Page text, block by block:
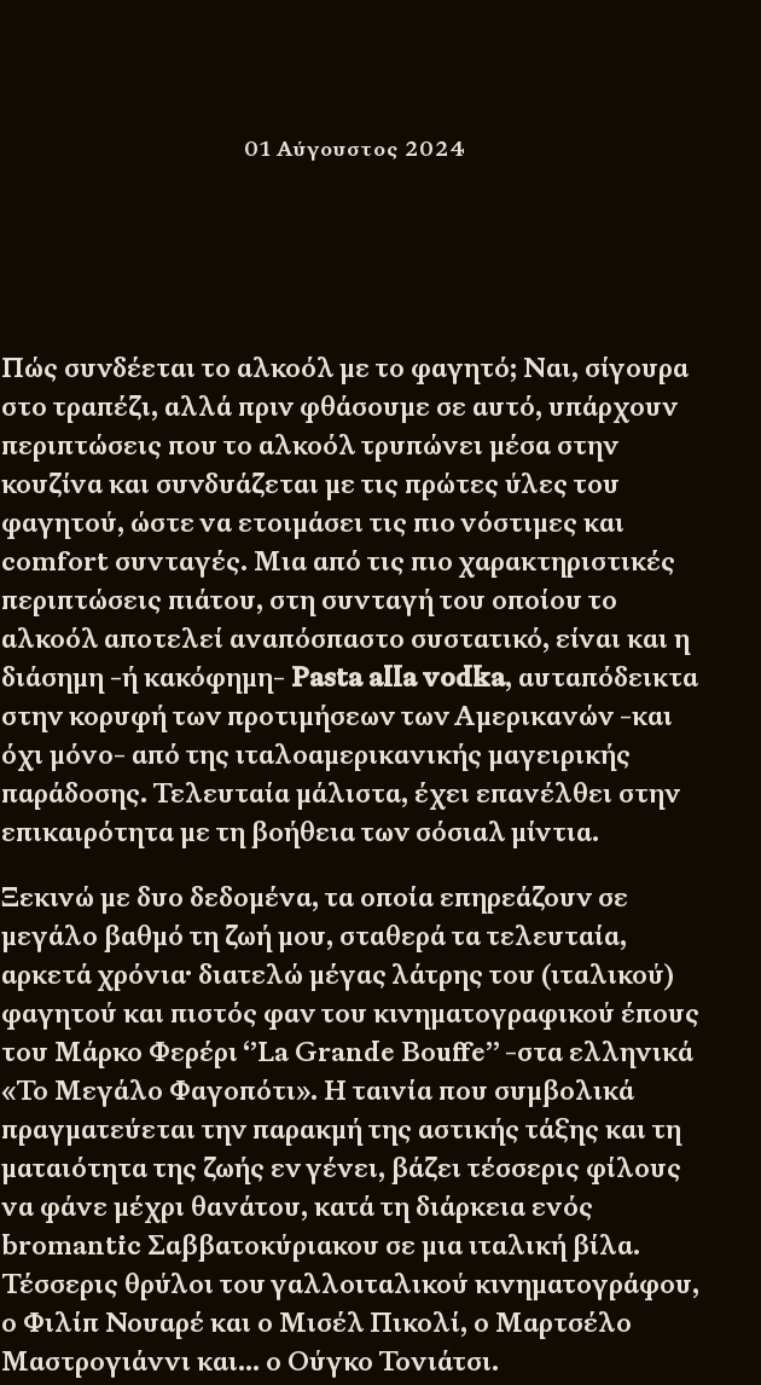
01 Αύγουστος 2024
Πώς συνδέεται το αλκοόλ με το φαγητό; Ναι, σίγουρα
στο τραπέζι, αλλά πριν φθάσουμε σε αυτό, υπάρχουν
περιπτώσεις που το αλκοόλ τρυπώνει μέσα στην
κουζίνα και συνδυάζεται με τις πρώτες ύλες του
φαγητού, ώστε να ετοιμάσει τις πιο νόστιμες και
comfort συνταγές. Μια από τις πιο χαρακτηριστικές
περιπτώσεις πιάτου, στη συνταγή του οποίου το
αλκοόλ αποτελεί αναπόσπαστο συστατικό, είναι και η
διάσημη -ή κακόφημη- Pasta alla vodka, αυταπόδεικτα
στην κορυφή των προτιμήσεων των Αμερικανών -και
όχι μόνο- από της ιταλοαμερικανικής μαγειρικής
παράδοσης. Τελευταία μάλιστα, έχει επανέλθει στην
επικαιρότητα με τη βοήθεια των σόσιαλ μίντια.
Ξεκινώ με δυο δεδομένα, τα οποία επηρεάζουν σε
μεγάλο βαθμό τη ζωή μου, σταθερά τα τελευταία,
αρκετά χρόνια· διατελώ μέγας λάτρης του (ιταλικού)
φαγητού και πιστός φαν του κινηματογραφικού έπους
του Μάρκο Φερέρι ‘’La Grande Bouffe’’ -στα ελληνικά
«Το Μεγάλο Φαγοπότι». Η ταινία που συμβολικά
πραγματεύεται την παρακμή της αστικής τάξης και τη
ματαιότητα της ζωής εν γένει, βάζει τέσσερις φίλους
να φάνε μέχρι θανάτου, κατά τη διάρκεια ενός
bromantic Σαββατοκύριακου σε μια ιταλική βίλα.
Τέσσερις θρύλοι του γαλλοιταλικού κινηματογράφου,
ο Φιλίπ Νουαρέ και ο Μισέλ Πικολί, ο Μαρτσέλο
Μαστρογιάννι και… ο Ούγκο Τονιάτσι.